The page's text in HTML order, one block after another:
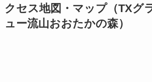
クセス地図・マップ（TXグ
ュー流山おおたかの森）